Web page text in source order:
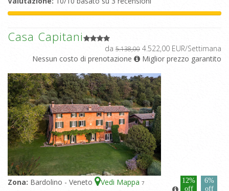
Casa Capitani
da 5.138,00 4.522,00 EUR/Settimana
Nessun costo di prenotazione
Miglior prezzo garantito
Zona: Bardolino - Veneto Vedi Mappa 7
12%
off
6%
off